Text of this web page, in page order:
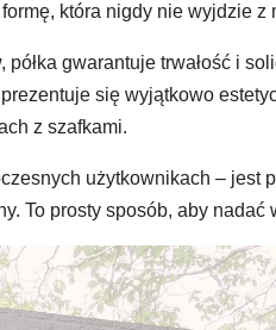
która nigdy nie wyjdzie z
półka gwarantuje trwałość i
się wyjątkowo
z szafkami.
użytkownikach –
To prosty sposób, aby nadać